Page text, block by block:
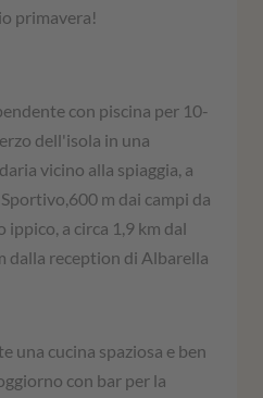
primavera!
con piscina per 10-
dell'isola in una
vicino alla spiaggia, a
m dai campi da
a circa 1,9 km dal
dalla reception di Albarella
una cucina spaziosa e ben
con bar per la